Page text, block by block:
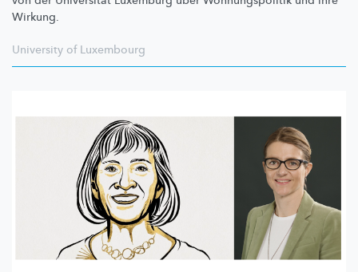
Wirkung.
University of Luxembourg